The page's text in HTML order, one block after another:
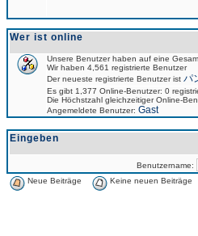
Wer ist online
Unsere Benutzer haben auf eine
Wir haben 4,561 registrierte Benutzer
Der neueste registrierte Benutzer ist パ
Es gibt 1,377 Online-Benutzer: 0
Die Höchstzahl gleichzeitiger Online-
Angemeldete Benutzer: Gast
Eingeben
Benutzername:
Neue Beiträge
Keine neuen Beiträge